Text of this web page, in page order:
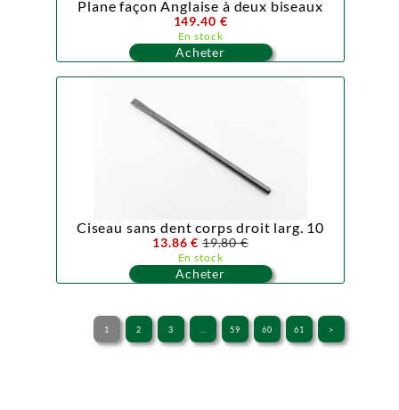
Plane façon Anglaise à deux biseaux
149.40 €
En stock
Acheter
Ciseau sans dent corps droit larg. 10
13.86 € 19.80 €
En stock
Acheter
1 2 3 59 60 61 >